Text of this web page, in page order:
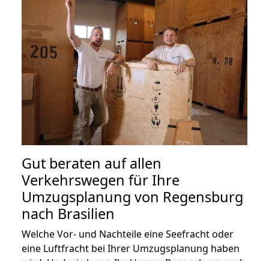
Gut beraten auf allen
Verkehrswegen für Ihre
Umzugsplanung von Regensburg
nach Brasilien
Welche Vor- und Nachteile eine Seefracht oder
eine Luftfracht bei Ihrer Umzugsplanung haben